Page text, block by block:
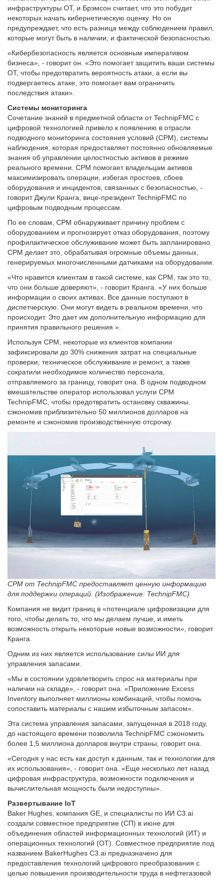
инфраструктуры OT, и Брэмсон считает, что это побудит
некоторых начать кибернетическую оценку. Но он
предупреждает, что есть разница между соблюдением правил,
которые могут быть в наличии, и фактической безопасностью.
«Кибербезопасность является основным императивом
бизнеса», - говорит он. «Это помогает защитить ваши системы
OT, чтобы предотвратить вероятность атаки, а если вы
подвергаетесь атаке, это помогает вам ограничить
последствия атаки».
Системы мониторинга
Сочетание знаний в предметной области от TechnipFMC с
цифровой технологией привело к появлению в отрасли
подводного мониторинга состояния условий (CPM), системы
наблюдения, которая предоставляет постоянно обновляемые
знания об управлении целостностью активов в режиме
реального времени. CPM помогает владельцам активов
максимизировать операции, избегая простоев, сбоев
оборудования и инцидентов, связанных с безопасностью, -
говорит Джули Кранга, вице-президент TechnipFMC по
цифровым подводным процессам.
По ее словам, CPM обнаруживает причину проблем с
оборудованием и прогнозирует отказ оборудования, поэтому
профилактическое обслуживание может быть запланировано.
CPM делает это, обрабатывая огромные объемы данных,
генерируемых многочисленными датчиками на оборудовании.
«Что нравится клиентам в такой системе, как CPM, так это то,
что они больше доверяют», - говорит Кранга. «У них больше
информации о своих активах. Все данные поступают в
диспетчерскую. Они могут видеть в реальном времени, что
происходит. Это дает им дополнительную информацию для
принятия правильного решения ».
Используя CPM, некоторые из клиентов компании
зафиксировали до 30% снижения затрат на специальные
проверки, техническое обслуживание и ремонт, а также
сократили необходимое количество персонала,
отправляемого за границу, говорит она. В одном подводном
вмешательстве оператор использовал услуги CPM
TechnipFMC, чтобы предотвратить остановку скважины,
сэкономив приблизительно 50 миллионов долларов на
ремонте и сэкономив производственную отсрочку.
CPM от TechnipFMC предоставляет ценную информацию
для поддержки операций. (Изображение: TechnipFMC)
Компания не видит границ в «потенциале цифровизации для
того, чтобы делать то, что мы делаем лучше, и иметь
возможность открыть некоторые новые возможности», говорит
Кранга.
Одним из них является использование силы ИИ для
управления запасами.
«Мы в состоянии удовлетворить спрос на материалы при
наличии на складе», - говорит она. «Приложение Excess
Inventory выполняет миллионы комбинаций, чтобы помочь
сопоставить материалы с нашим избыточным запасом».
Эта система управления запасами, запущенная в 2018 году,
до настоящего времени позволила TechnipFMC сэкономить
более 1,5 миллиона долларов внутри страны, говорит она.
«Сегодня у нас есть как доступ к данным, так и технологии для
их использования», - говорит она. «Еще несколько лет назад
цифровая инфраструктура, возможности подключения и
вычислительная мощность были недоступны».
Развертывание IoT
Baker Hughes, компания GE, и специалисты по ИИ C3.ai
создали совместное предприятие (СП) в июне для
объединения областей информационных технологий (ИТ) и
операционных технологий (OT). Совместное предприятие под
названием BakerHughes C3.ai предназначено для
предоставления технологий цифрового преобразования с
целью повышения производительности труда в нефтегазовой